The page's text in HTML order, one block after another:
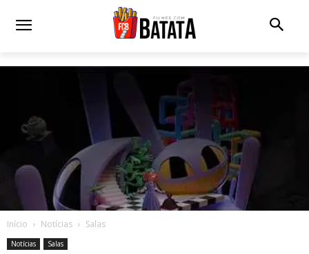
Início Notícias Salas
Notícias Salas